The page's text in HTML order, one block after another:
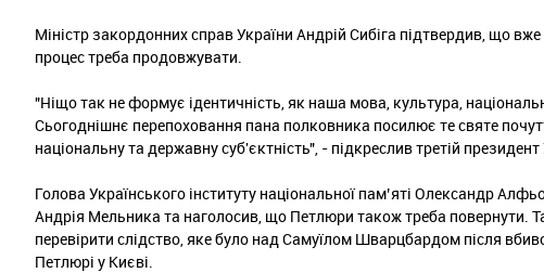
Міністр закордонних справ України Андрій Сибіга підтвердив, що
процес треба продовжувати.
"Ніщо так не формує ідентичність, як наша мова, культура,
Сьогоднішнє перепоховання пана полковника посилює те святе
національну та державну суб'єктність", - підкреслив третій
Голова Українського інституту національної пам’яті Олександр
Андрія Мельника та наголосив, що Петлюри також треба повернути.
перевірити слідство, яке було над Самуїлом Шварцбардом після
Петлюрі у Києві.